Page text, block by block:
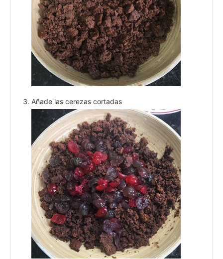
Añade las cerezas cortadas